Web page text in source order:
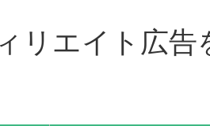
リエイト広告